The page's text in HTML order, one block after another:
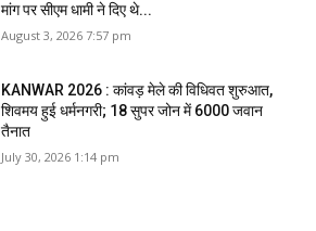
मांग पर सीएम धामी ने दिए थे...
August 3, 2026 7:57 pm
KANWAR 2026 : कांवड़ मेले की विधिवत शुरुआत,
शिवमय हुई धर्मनगरी; 18 सुपर जोन में 6000 जवान
तैनात
July 30, 2026 1:14 pm